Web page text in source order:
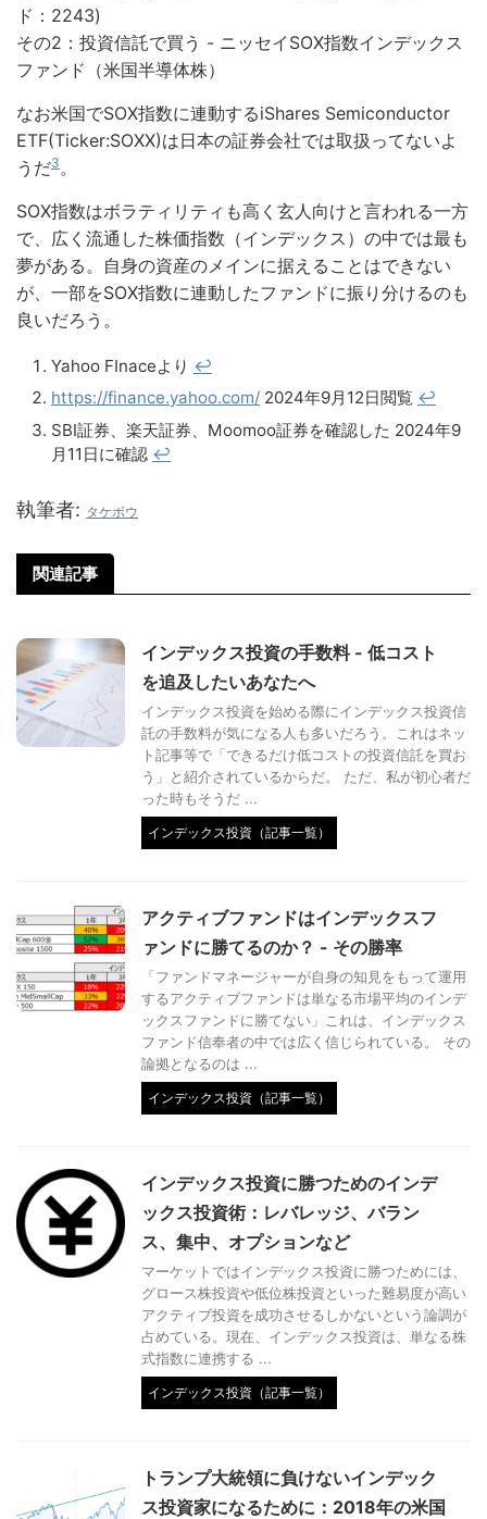
ド：2243)
その2：投資信託で買う - ニッセイSOX指数インデックス
ファンド（米国半導体株）
なお米国でSOX指数に連動するiShares Semiconductor
ETF(Ticker:SOXX)は日本の証券会社では取扱ってないよ
うだ3 。
SOX指数はボラティリティも高く玄人向けと言われる一方
で、広く流通した株価指数（インデックス）の中では最も
夢がある。自身の資産のメインに据えることはできない
が、一部をSOX指数に連動したファンドに振り分けるのも
良いだろう。
Yahoo FInaceより ↩︎
https://finance.yahoo.com/ 2024年9月12日閲覧 ↩︎
SBI証券、楽天証券、Moomoo証券を確認した 2024年9
月11日に確認 ↩︎
執筆者: タケボウ
関連記事
インデックス投資の手数料 - 低コスト
を追及したいあなたへ
インデックス投資を始める際にインデックス投資信
託の手数料が気になる人も多いだろう。これはネッ
ト記事等で「できるだけ低コストの投資信託を買お
う」と紹介されているからだ。 ただ、私が初心者だ
った時もそうだ ...
インデックス投資（記事一覧）
アクティブファンドはインデックスフ
ァンドに勝てるのか？ - その勝率
「ファンドマネージャーが自身の知見をもって運用
するアクティブファンドは単なる市場平均のインデ
ックスファンドに勝てない」これは、インデックス
ファンド信奉者の中では広く信じられている。 その
論拠となるのは ...
インデックス投資（記事一覧）
インデックス投資に勝つためのインデ
ックス投資術：レバレッジ、バラン
ス、集中、オプションなど
マーケットではインデックス投資に勝つためには、
グロース株投資や低位株投資といった難易度が高い
アクティブ投資を成功させるしかないという論調が
占めている。現在、インデックス投資は、単なる株
式指数に連携する ...
インデックス投資（記事一覧）
トランプ大統領に負けないインデック
ス投資家になるために：2018年の米国